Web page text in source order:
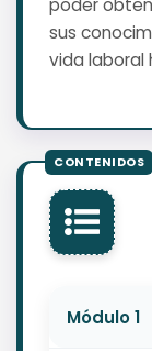
poder
sus
vida laboral
Módulo 1